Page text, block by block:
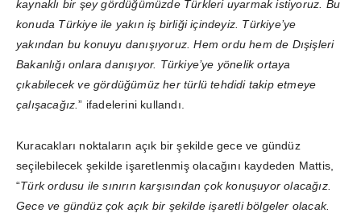
kaynaklı bir şey gördüğümüzde Türkleri uyarmak istiyoruz. Bu
konuda Türkiye ile yakın iş birliği içindeyiz. Türkiye’ye
yakından bu konuyu danışıyoruz. Hem ordu hem de Dışişleri
Bakanlığı onlara danışıyor. Türkiye’ye yönelik ortaya
çıkabilecek ve gördüğümüz her türlü tehdidi takip etmeye
çalışacağız.” ifadelerini kullandı.
Kuracakları noktaların açık bir şekilde gece ve gündüz
seçilebilecek şekilde işaretlenmiş olacağını kaydeden Mattis,
“Türk ordusu ile sınırın karşısından çok konuşuyor olacağız.
Gece ve gündüz çok açık bir şekilde işaretli bölgeler olacak.